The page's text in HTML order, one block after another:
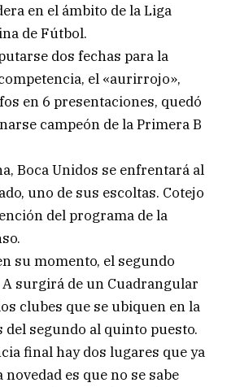
en el ámbito de la Liga
de Fútbol.
dos fechas para la
el «aurirrojo»,
en 6 presentaciones, quedó
campeón de la Primera B
Boca Unidos se enfrentará al
uno de sus escoltas. Cotejo
del programa de la
su momento, el segundo
surgirá de un Cuadrangular
clubes que se ubiquen en la
del segundo al quinto puesto.
final hay dos lugares que ya
novedad es que no se sabe